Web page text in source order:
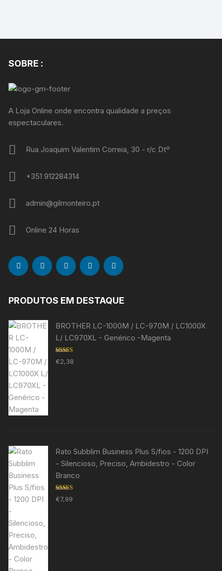
SOBRE :
A Loja Online onde encontra qualidade a preços
espectaculares.
Rua Joaquim Valentim Correia, 30 - r/c Dtº
+351 912284314
admin@gilmonteiro.pt
Online 24 Horas
PRODUTOS EM DESTAQUE
BROTHER LC-1000M / LC-970M / LC1000X
L/ LC970XL - Genérico -Magenta
Avaliação
5.00de 5
€2,38
Rato Subblim Business Plus S/fios - 1200 DPI
- Silencioso, Preciso, Ambidestro - Color
Branco
Avaliação
5.00de 5
€7,99